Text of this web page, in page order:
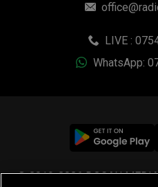
LIVE :
WhatsApp:
© 2019-2026 DOGAN